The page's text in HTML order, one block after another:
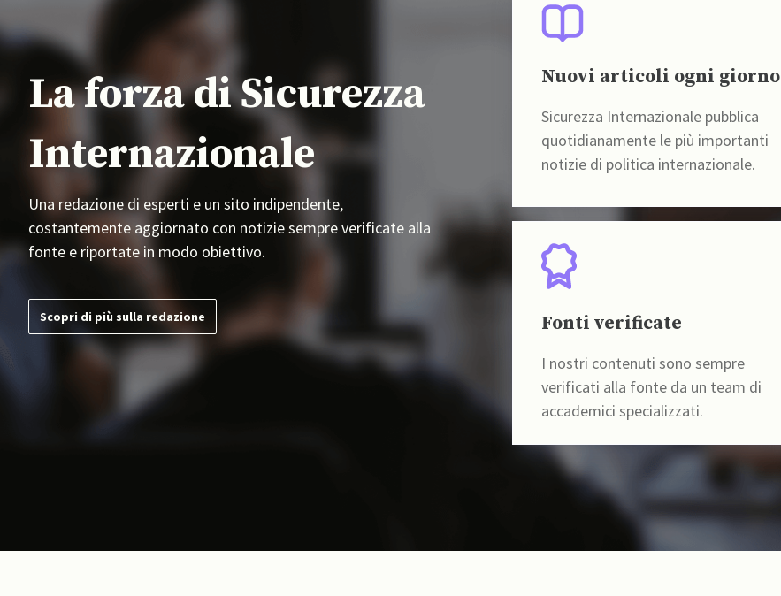
La forza di Sicurezza
Internazionale
Una redazione di esperti e un sito indipendente,
costantemente aggiornato con notizie sempre verificate alla
fonte e riportate in modo obiettivo.
Scopri di più sulla redazione
Nuovi articoli ogni giorno
Sicurezza Internazionale pubblica
quotidianamente le più importanti
notizie di politica internazionale.
Fonti verificate
I nostri contenuti sono sempre
verificati alla fonte da un team di
accademici specializzati.